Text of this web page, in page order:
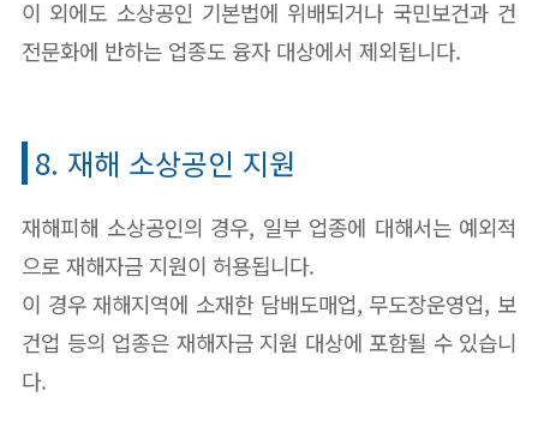
이 외에도 소상공인 기본법에 위배되거나 국민보건과 건
전문화에 반하는 업종도 융자 대상에서 제외됩니다.
8. 재해 소상공인 지원
재해피해 소상공인의 경우, 일부 업종에 대해서는 예외적
으로 재해자금 지원이 허용됩니다.
이 경우 재해지역에 소재한 담배도매업, 무도장운영업, 보
건업 등의 업종은 재해자금 지원 대상에 포함될 수 있습니
다.